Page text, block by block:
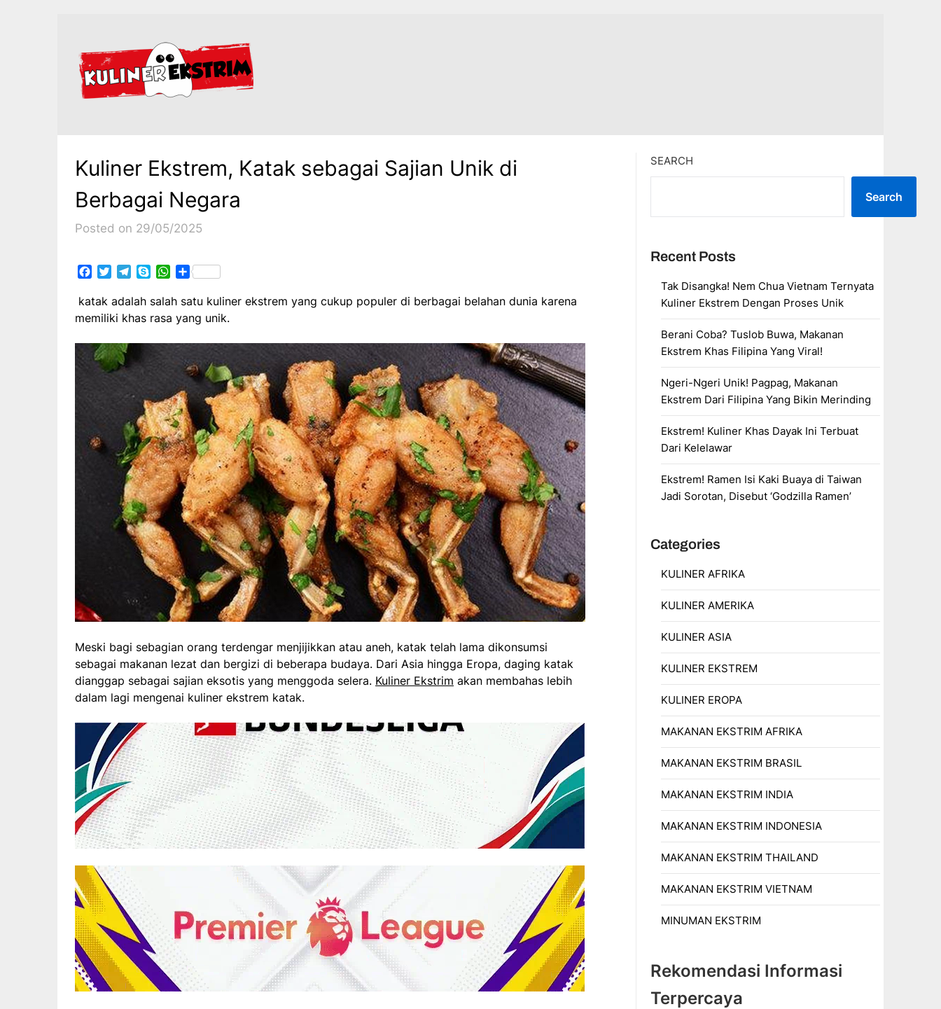
Kuliner Ekstrem, Katak sebagai Sajian Unik di
Berbagai Negara
Posted on 29/05/2025
Facebook
TwitterTelegram
SkypeWhatsApp
Share
katak adalah salah satu kuliner ekstrem yang cukup populer di berbagai belahan dunia karena
memiliki khas rasa yang unik.
Meski bagi sebagian orang terdengar menjijikkan atau aneh, katak telah lama dikonsumsi
sebagai makanan lezat dan bergizi di beberapa budaya. Dari Asia hingga Eropa, daging katak
dianggap sebagai sajian eksotis yang menggoda selera. Kuliner Ekstrim akan membahas lebih
dalam lagi mengenai kuliner ekstrem katak.
SEARCH
Search
Recent Posts
Tak Disangka! Nem Chua Vietnam Ternyata
Kuliner Ekstrem Dengan Proses Unik
Berani Coba? Tuslob Buwa, Makanan
Ekstrem Khas Filipina Yang Viral!
Ngeri-Ngeri Unik! Pagpag, Makanan
Ekstrem Dari Filipina Yang Bikin Merinding
Ekstrem! Kuliner Khas Dayak Ini Terbuat
Dari Kelelawar
Ekstrem! Ramen Isi Kaki Buaya di Taiwan
Jadi Sorotan, Disebut ‘Godzilla Ramen’
Categories
KULINER AFRIKA
KULINER AMERIKA
KULINER ASIA
KULINER EKSTREM
KULINER EROPA
MAKANAN EKSTRIM AFRIKA
MAKANAN EKSTRIM BRASIL
MAKANAN EKSTRIM INDIA
MAKANAN EKSTRIM INDONESIA
MAKANAN EKSTRIM THAILAND
MAKANAN EKSTRIM VIETNAM
MINUMAN EKSTRIM
Rekomendasi Informasi
Terpercaya